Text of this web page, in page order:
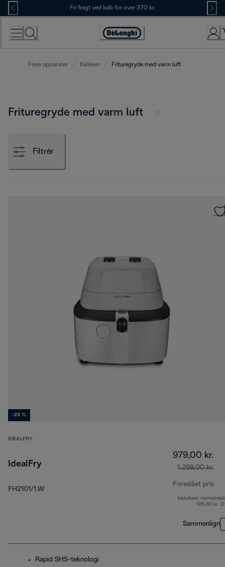
Skip
to
Content
Fri fragt ved køb for over 370 kr.
Accessibility
Flere apparater Køkken Frituregryde med varm luft
Frituregryde med varm luft
Filtrér
-23 %
IDEALFRY
IdealFry
FH2101/1.W
979,00 kr.
1.269,00 kr.
Foreslået pris
Inkluderet
195,80 kr.
Sammenlign
Rapid SHS-teknologi